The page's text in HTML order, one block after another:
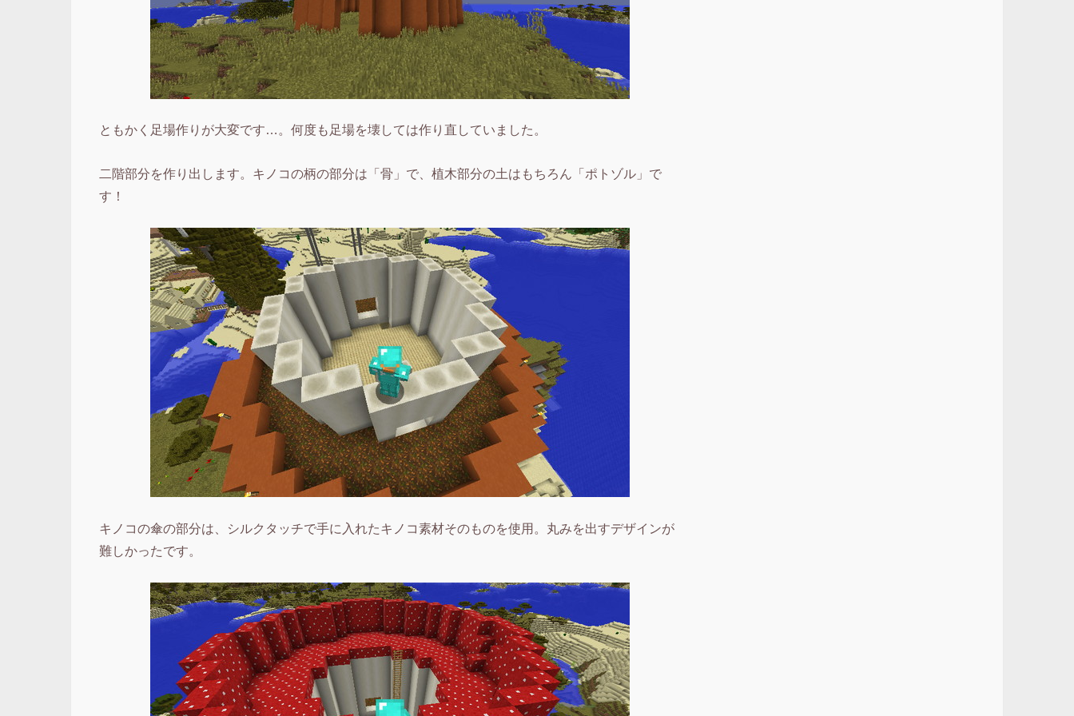
ともかく足場作りが大変です…。何度も足場を壊しては作り直していました。
二階部分を作り出します。キノコの柄の部分は「骨」で、植木部分の土はもちろん「ポトゾル」で
す！
キノコの傘の部分は、シルクタッチで手に入れたキノコ素材そのものを使用。丸みを出すデザインが
難しかったです。